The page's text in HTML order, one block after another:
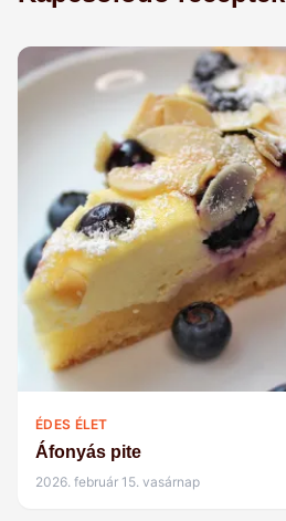
ÉDES ÉLET
Áfonyás pite
2026. február 15. vasárnap